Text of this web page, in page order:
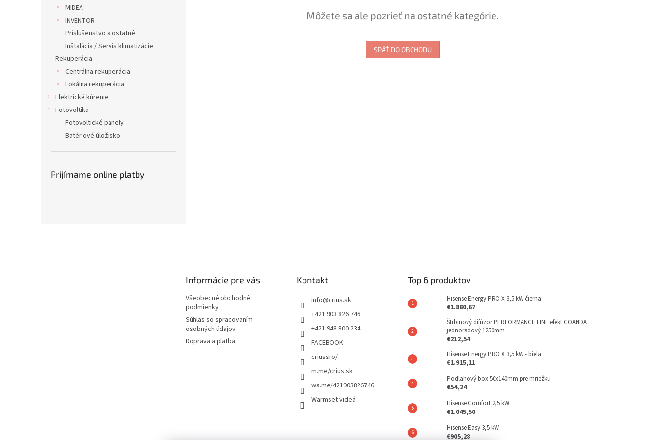
MIDEA
INVENTOR
Príslušenstvo a ostatné
Inštalácia / Servis klimatizácie
Rekuperácia
Centrálna rekuperácia
Lokálna rekuperácia
Elektrické kúrenie
Fotovoltika
Fotovoltické panely
Batériové úložisko
Prijímame online platby
Môžete sa ale pozrieť na ostatné kategórie.
SPÄŤ DO OBCHODU
Informácie pre vás
Všeobecné obchodné
podmienky
Súhlas so spracovaním
osobných údajov
Doprava a platba
Kontakt
info@crius.sk
+421 903 826 746
+421 948 800 234
FACEBOOK
criussro/
m.me/crius.sk
wa.me/421903826746
Warmset videá
Top 6 produktov
Hisense Energy PRO X 3,5 kW čierna
€1.880,67
Štrbinový difúzor PERFORMANCE LINE efekt COANDA
jednoradový 1250mm
€212,54
Hisense Energy PRO X 3,5 kW - biela
€1.915,11
Podlahový box 50x140mm pre mriežku
€54,24
Hisense Comfort 2,5 kW
€1.045,50
Hisense Easy 3,5 kW
€905,28